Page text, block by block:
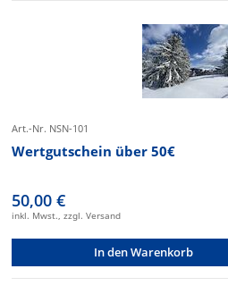
Art.-Nr. NSN-101
Wertgutschein über 50€
50,00 €
inkl. Mwst., zzgl. Versand
In den Warenkorb